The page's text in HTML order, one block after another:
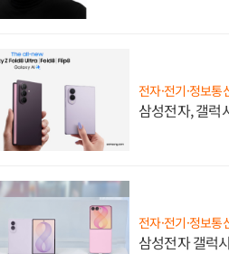
전자·전기·정보통
삼성전자, 갤럭
전자·전기·정보통
삼성전자 갤럭